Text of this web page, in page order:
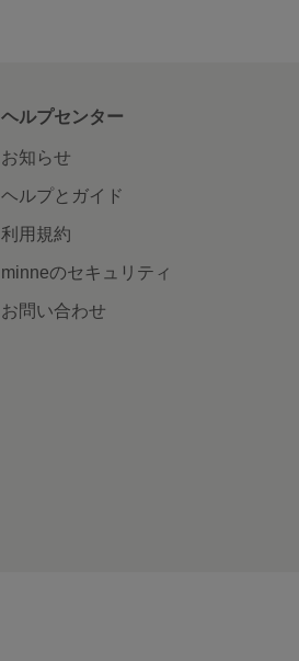
ヘルプセンター
お知らせ
ヘルプとガイド
利用規約
minneのセキュリティ
お問い合わせ